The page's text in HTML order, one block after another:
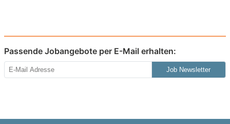
Passende Jobangebote per E-Mail erhalten:
Job Newsletter